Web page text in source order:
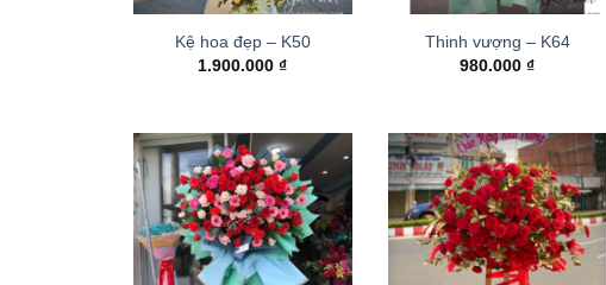
Kệ hoa đẹp – K50
1.900.000₫
Thinh vượng – K64
980.000₫